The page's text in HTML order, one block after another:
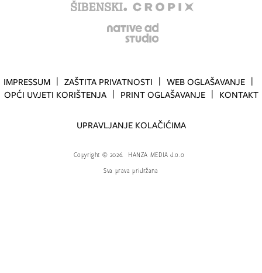
IMPRESSUM ZAŠTITA PRIVATNOSTI
WEB OGLAŠAVANJE
OPĆI UVJETI KORIŠTENJA
PRINT OGLAŠAVANJE KONTAKT
UPRAVLJANJE KOLAČIĆIMA
Copyright © 2026.
HANZA MEDIA d.o.o
Sva prava pridržana